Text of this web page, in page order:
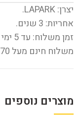
יצרן: LAPARK.
אחריות: 3 שנים.
זמן משלוח: עד 5 ימי עסקים.
משלוח חינם מעל 170 ש"ח.
מוצרים נוספים